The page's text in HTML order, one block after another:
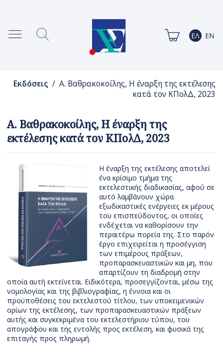
Εκδόσεις / Α. Βαθρακοκοίλης, Η έναρξη της εκτέλεσης
κατά τον ΚΠολΔ, 2023
Α. Βαθρακοκοίλης, Η έναρξη της
εκτέλεσης κατά τον ΚΠολΔ, 2023
Η έναρξη της εκτέλεσης αποτελεί
ένα κρίσιμο τμήμα της
εκτελεστικής διαδικασίας, αφού σε
αυτό λαμβάνουν χώρα
εξωδικαστικές ενέργειες εκ μέρους
του επισπεύδοντος, οι οποίες
ενδέχεται να καθορίσουν την
περαιτέρω πορεία της. Στο παρόν
έργο επιχειρείται η προσέγγιση
των επιμέρους πράξεων,
προπαρασκευαστικών και μη, που
απαρτίζουν τη διαδρομή στην
οποία αυτή εκτείνεται. Ειδικότερα, προσεγγίζονται, μέσω της
νομολογίας και της βιβλιογραφίας, η έννοια και οι
προϋποθέσεις του εκτελεστού τίτλου, των υποκειμενικών
ορίων της εκτέλεσης, των προπαρασκευαστικών πράξεων
αυτής και συγκεκριμένα του εκτελεστήριου τύπου, του
απογράφου και της εντολής προς εκτέλεση, και φυσικά της
επιταγής προς πληρωμή.